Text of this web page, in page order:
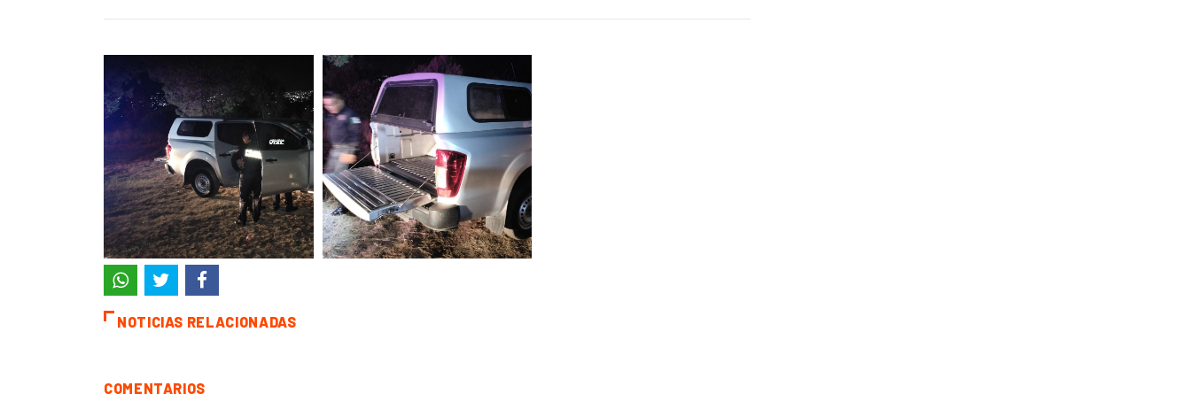
NOTICIAS RELACIONADAS
COMENTARIOS